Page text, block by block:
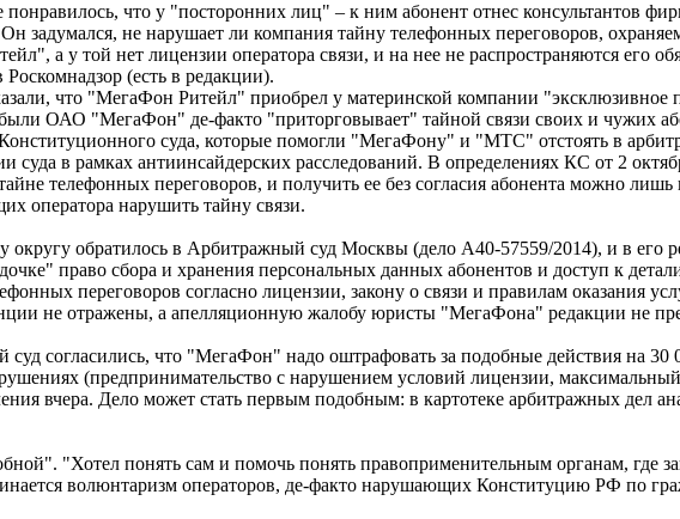
что у "посторонних лиц" – к ним абонент отнес консультантов
задумался, не нарушает ли компания тайну телефонных переговоров,
а у той нет лицензии оператора связи, и на нее не распространяются его
(есть в редакции).
что "МегаФон Ритейл" приобрел у материнской компании "эксклюзивное
ОАО "МегаФон" де-факто "приторговывает" тайной связи своих и чужих
суда, которые помогли "МегаФону" и "МТС" отстоять в
суда в рамках антиинсайдерских расследований. В определениях КС от 2
телефонных переговоров, и получить ее без согласия абонента можно
оператора нарушить тайну связи.
округу обратилось в Арбитражный суд Москвы (дело А40-57559/2014), и в
право сбора и хранения персональных данных абонентов и доступ к
переговоров согласно лицензии, закону о связи и правилам оказания
не отражены, а апелляционную жалобу юристы "МегаФона" редакции не
согласились, что "МегаФон" надо оштрафовать за подобные действия на 30
(предпринимательство с нарушением условий лицензии,
вчера. Дело может стать первым подобным: в картотеке арбитражных дел
"Хотел понять сам и помочь понять правоприменительным органам, где
волюнтаризм операторов, де-факто нарушающих Конституцию РФ по